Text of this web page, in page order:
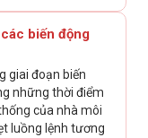
biến động
giai đoạn biến
những thời điểm
của nhà môi
luồng lệnh tương